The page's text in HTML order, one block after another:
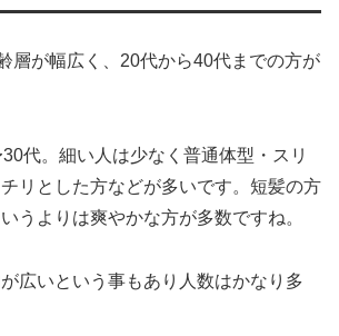
層が幅広く、20代から40代までの方が
代。細い人は少なく普通体型・スリ
リとした方などが多いです。短髪の方
うよりは爽やかな方が多数ですね。
広いという事もあり人数はかなり多